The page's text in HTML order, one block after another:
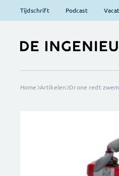
Tijdschrift Podcast
Home Artikelen Drone redt